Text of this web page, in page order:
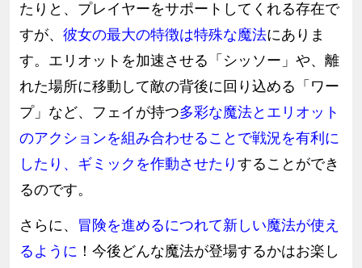
たりと、プレイヤーをサポートしてくれる存在で
すが、 彼女の最大の特徴は特殊な魔法にありま
す。エリオットを加速させる「シッソー」や、離
れた場所に移動して敵の背後に回り込める「ワー
プ」など、フェイが持つ多彩な魔法とエリオット
のアクションを組み合わせることで戦況を有利に
したり、ギミックを作動させたり する ことができ
るのです。
さらに、
冒険を進めるにつれて新しい魔法が使え
るように ！今後どんな魔法が登場するかはお楽し